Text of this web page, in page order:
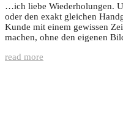
…ich liebe Wiederholungen.
oder den exakt gleichen
Kunde mit einem gewissen
machen, ohne den eigenen
read more